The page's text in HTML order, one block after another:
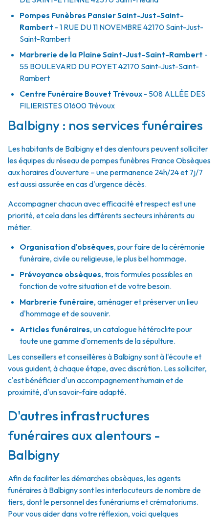
Pompes Funèbres Pansier Saint-Just-Saint-
Rambert - 1 RUE DU 11 NOVEMBRE42170 Saint-Just-
Saint-Rambert
Marbrerie de la Plaine Saint-Just-Saint-Rambert -
55 BOULEVARD DU POYET42170 Saint-Just-Saint-
Rambert
Centre Funéraire Bouvet Trévoux - 508 ALLÉE DES
FILIERISTES 01600 Trévoux
Balbigny : nos services funéraires
Les habitants de Balbigny et des alentours peuvent solliciter
les équipes du réseau de pompes funèbres France Obsèques
aux horaires d'ouverture – une permanence 24h/24 et 7j/7
est aussi assurée en cas d'urgence décès.
Accompagner chacun avec efficacité et respect est une
priorité, et cela dans les différents secteurs inhérents au
métier.
Organisation d'obsèques, pour faire de la cérémonie
funéraire, civile ou religieuse, le plus bel hommage.
Prévoyance obsèques, trois formules possibles en
fonction de votre situation et de votre besoin.
Marbrerie funéraire, aménager et préserver un lieu
d'hommage et de souvenir.
Articles funéraires, un catalogue hétéroclite pour
toute une gamme d'ornements de la sépulture.
Les conseillers et conseillères à Balbigny sont à l'écoute et
vous guident, à chaque étape, avec discrétion. Les solliciter,
c'est bénéficier d'un accompagnement humain et de
proximité, d'un savoir-faire adapté.
D'autres infrastructures
funéraires aux alentours -
Balbigny
Afin de faciliter les démarches obsèques, les agents
funéraires à Balbigny sont les interlocuteurs de nombre de
tiers, dont le personnel des funérariums et crématoriums.
Pour vous aider dans votre réflexion, voici quelques